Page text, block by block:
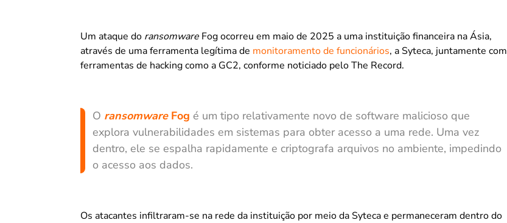
Um ataque do ransomware Fog ocorreu em maio de 2025 a uma instituição financeira na Ásia,
através de uma ferramenta legítima de monitoramento de funcionários, a Syteca, juntamente com
ferramentas de hacking como a GC2, conforme noticiado pelo The Record.
O ransomwareFog é um tipo relativamente novo de software malicioso que
explora vulnerabilidades em sistemas para obter acesso a uma rede. Uma vez
dentro, ele se espalha rapidamente e criptografa arquivos no ambiente, impedindo
o acesso aos dados.
Os atacantes infiltraram-se na rede da instituição por meio da Syteca e permaneceram dentro do